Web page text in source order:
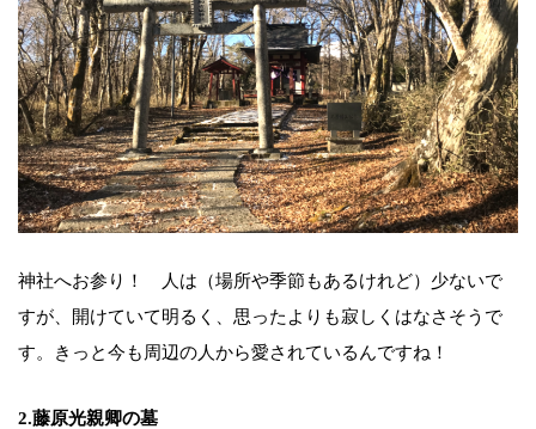
神社へお参り！ 人は（場所や季節もあるけれど）少ないで
すが、開けていて明るく、思ったよりも寂しくはなさそうで
す。きっと今も周辺の人から愛されているんですね！
2.藤原光親卿の墓